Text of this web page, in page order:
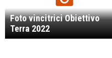
Foto vincitrici Obiettivo
Terra 2022